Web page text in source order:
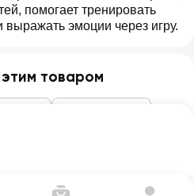
помогает тренировать
эмоции через игру.
товаром